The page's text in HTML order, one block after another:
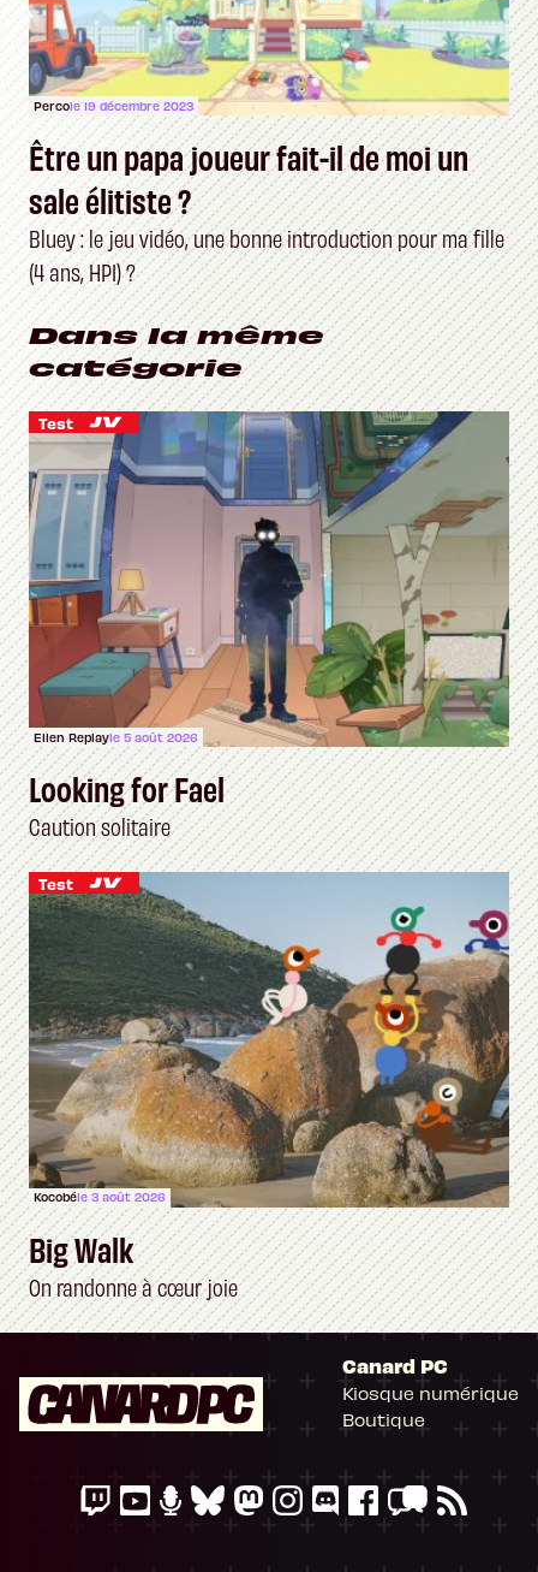
Percole 19 décembre 2023
Être un papa joueur fait-il de moi un
sale élitiste ?
Bluey : le jeu vidéo, une bonne introduction pour ma fille
(4 ans, HPI) ?
Dans la même
catégorie
Test
Ellen Replayle 5 août 2026
Looking for Fael
Caution solitaire
Test
Kocobéle 3 août 2026
Big Walk
On randonne à cœur joie
Canard PC
Kiosque numérique
Boutique